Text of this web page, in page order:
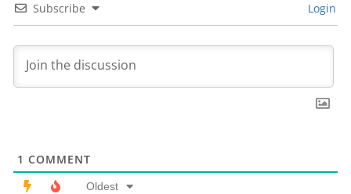
Subscribe Login
1 COMMENT
Oldest